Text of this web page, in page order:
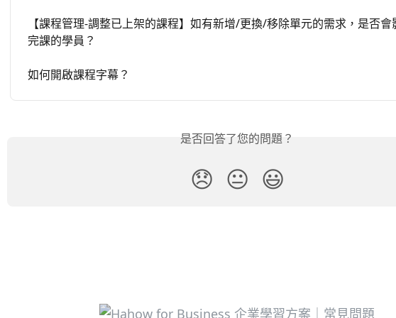
【課程管理-調整已上架的課程】如有新增/更換/移除單元的需求，是否會
完課的學員？
如何開啟課程字幕？
是否回答了您的問題？
😞 😐 😃